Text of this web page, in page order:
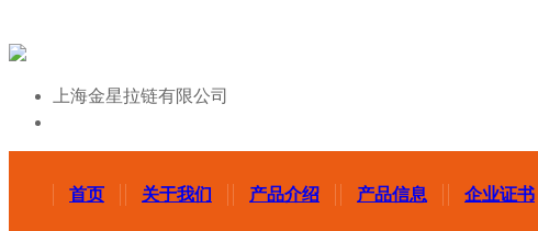
上海金星拉链有限公司
首页 关于我们 产品介绍 产品信息 企业证书